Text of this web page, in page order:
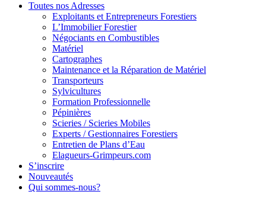
Toutes nos Adresses
Exploitants et Entrepreneurs Forestiers
L’Immobilier Forestier
Négociants en Combustibles
Matériel
Cartographes
Maintenance et la Réparation de Matériel
Transporteurs
Sylvicultures
Formation Professionnelle
Pépinières
Scieries / Scieries Mobiles
Experts / Gestionnaires Forestiers
Entretien de Plans d’Eau
Elagueurs-Grimpeurs.com
S’inscrire
Nouveautés
Qui sommes-nous?